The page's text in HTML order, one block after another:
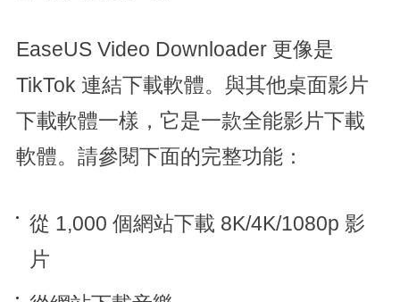
EaseUS Video Downloader 更像是
TikTok 連結下載軟體。與其他桌面影片
下載軟體一樣，它是一款全能影片下載
軟體。請參閱下面的完整功能：
從 1,000 個網站下載 8K/4K/1080p 影
片